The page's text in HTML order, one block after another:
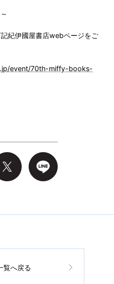
紀伊國屋書店webページをご
event/70th-miffy-books-
覧へ戻る